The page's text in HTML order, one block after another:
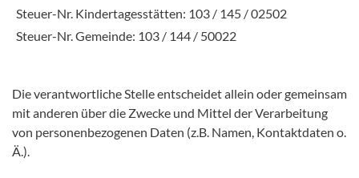
Steuer-Nr. Kindertagesstätten: 103 / 145 / 02502
Steuer-Nr. Gemeinde: 103 / 144 / 50022
Die verantwortliche Stelle entscheidet allein oder gemeinsam
mit anderen über die Zwecke und Mittel der Verarbeitung
von personenbezogenen Daten (z.B. Namen, Kontaktdaten o.
Ä.).